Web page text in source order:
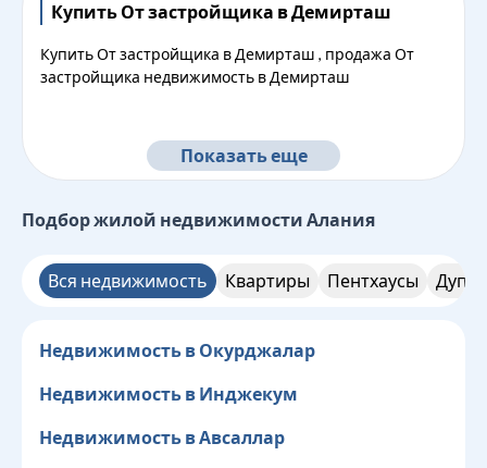
Купить От застройщика в Демирташ
Купить От застройщика в Демирташ , продажа От
застройщика недвижимость в Демирташ
Показать еще
Подбор жилой недвижимости Алания
Вся недвижимость Квартиры Пентхаусы
Недвижимость в Окурджалар
Недвижимость в Инджекум
Недвижимость в Авсаллар